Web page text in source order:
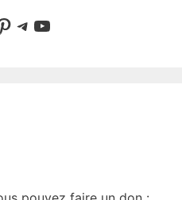
Instagram
Sur Telegram
YouTube